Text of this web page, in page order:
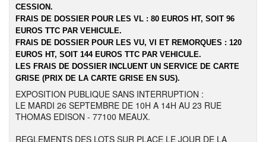
CESSION.
FRAIS DE DOSSIER POUR LES VL : 80 EUROS HT, SOIT 96
EUROS TTC PAR VEHICULE.
FRAIS DE DOSSIER POUR LES VU, VI ET REMORQUES : 120
EUROS HT, SOIT 144 EUROS TTC PAR VEHICULE.
LES FRAIS DE DOSSIER INCLUENT UN SERVICE DE CARTE
GRISE (PRIX DE LA CARTE GRISE EN SUS).
EXPOSITION PUBLIQUE SANS INTERRUPTION :
LE MARDI 26 SEPTEMBRE DE 10H A 14H AU 23 RUE
THOMAS EDISON - 77100 MEAUX.
REGLEMENTS DES LOTS SUR PLACE LE JOUR DE LA